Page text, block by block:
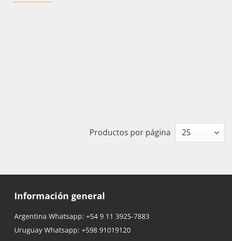
Productos por página
Información general
Argentina Whatsapp: +54 9 11 3925-7883
Uruguay Whatsapp: +598 91019120